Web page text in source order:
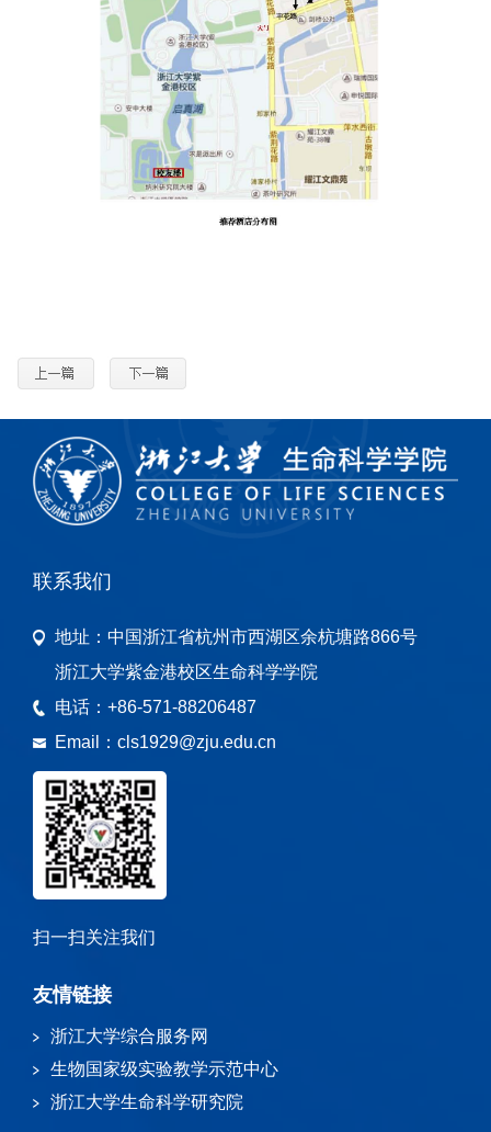
联系我们
地址： 中国浙江省杭州市西湖区余杭塘路866号
浙江大学紫金港校区生命科学学院
电话： +86-571-88206487
Email： cls1929@zju.edu.cn
扫一扫关注我们
友情链接
浙江大学综合服务网
生物国家级实验教学示范中心
浙江大学生命科学研究院